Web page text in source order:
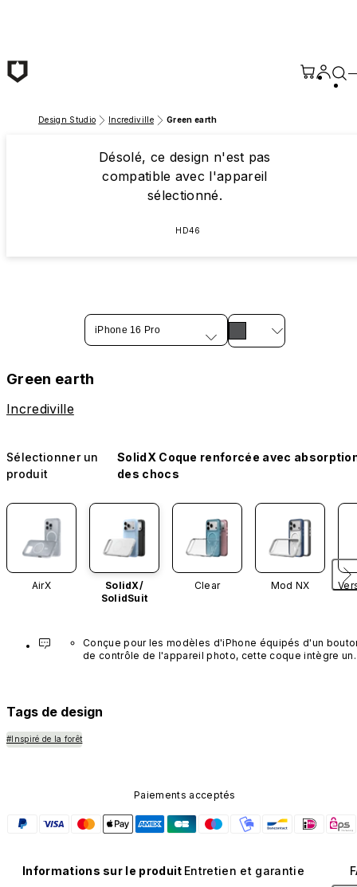
Design Studio Incrediville Green earth
Désolé, ce design n'est pas
compatible avec l'appareil
sélectionné.
HD46
iPhone 16 Pro
Green earth
Incrediville
Sélectionner un
produit
SolidX Coque renforcée avec
des chocs
AirX
SolidX/
SolidSuit
Clear Mod NX
Conçue pour les modèles d'iPhone équipés d'un
de contrôle de l'appareil photo, cette coque intègre un
Tags de design
#Inspiré de la forêt
Paiements acceptés
Informations sur le produit Entretien et garantie